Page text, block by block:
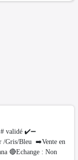
# validé ✔️➖
/Gris/Bleu ➡️Vente en
🔴Echange : Non